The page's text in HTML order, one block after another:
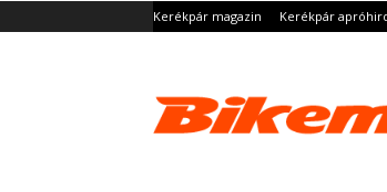
Kerékpár magazin Kerékpár